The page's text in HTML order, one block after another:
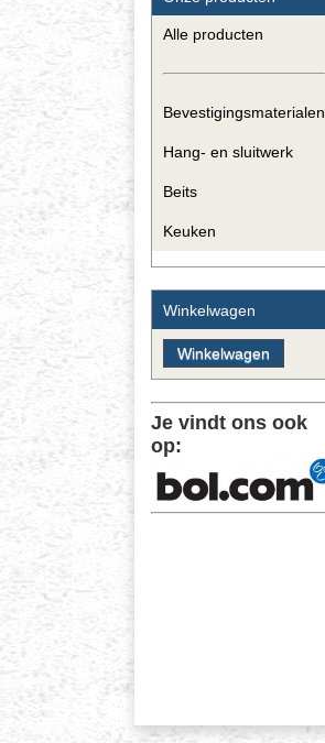
Alle producten
Bevestigingsmaterialen
Hang- en sluitwerk
Beits
Keuken
Winkelwagen
Je vindt ons ook
op: